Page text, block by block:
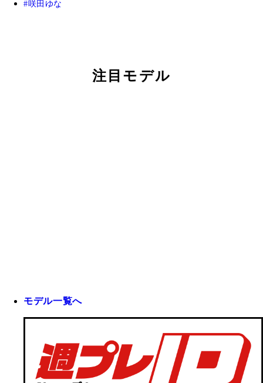
咲田ゆな
注目モデル
モデル一覧へ